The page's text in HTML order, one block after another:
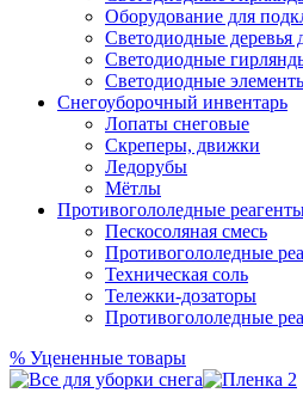
Оборудование для
Светодиодные деревья
Светодиодные
Светодиодные
Снегоуборочный инвентарь
Лопаты снеговые
Скреперы, движки
Ледорубы
Мётлы
Противогололедные
Пескосоляная смесь
Противогололедные
Техническая соль
Тележки-дозаторы
Противогололедные
% Уцененные товары